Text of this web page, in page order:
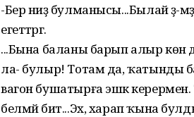
-Бер ниҙә булманысы...Былай әҙ-
егеттәргә.
...Бына баланы барып алыр көн дә
ла- булыр! Тотам да, ҡатынды
вагон бушатырға эшкә
белмәй бит...Эх, харап ҡына